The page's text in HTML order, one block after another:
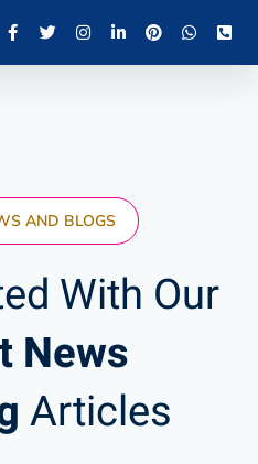
AND BLOGS
With Our
News
Articles